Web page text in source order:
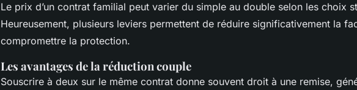
Le prix d’un contrat familial peut varier du simple au double selon les choix
Heureusement, plusieurs leviers permettent de réduire significativement la
compromettre la protection.
Les avantages de la réduction couple
Souscrire à deux sur le même contrat donne souvent droit à une remise,